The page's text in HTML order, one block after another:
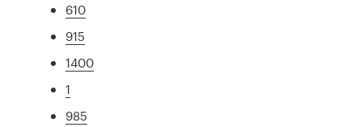
610
915
1400
1
985